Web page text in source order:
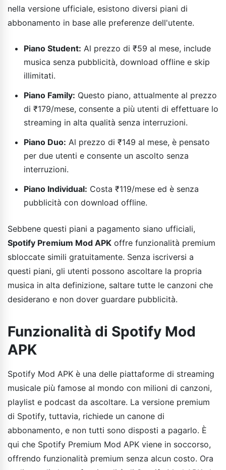
nella versione ufficiale, esistono diversi piani di
abbonamento in base alle preferenze dell'utente.
Piano Student: Al prezzo di ₹59 al mese, include
musica senza pubblicità, download offline e skip
illimitati.
Piano Family: Questo piano, attualmente al prezzo
di ₹179/mese, consente a più utenti di effettuare lo
streaming in alta qualità senza interruzioni.
Piano Duo: Al prezzo di ₹149 al mese, è pensato
per due utenti e consente un ascolto senza
interruzioni.
Piano Individual: Costa ₹119/mese ed è senza
pubblicità con download offline.
Sebbene questi piani a pagamento siano ufficiali,
Spotify Premium Mod APK offre funzionalità premium
sbloccate simili gratuitamente. Senza iscriversi a
questi piani, gli utenti possono ascoltare la propria
musica in alta definizione, saltare tutte le canzoni che
desiderano e non dover guardare pubblicità.
Funzionalità di Spotify Mod
APK
Spotify Mod APK è una delle piattaforme di streaming
musicale più famose al mondo con milioni di canzoni,
playlist e podcast da ascoltare. La versione premium
di Spotify, tuttavia, richiede un canone di
abbonamento, e non tutti sono disposti a pagarlo. È
qui che Spotify Premium Mod APK viene in soccorso,
offrendo funzionalità premium senza alcun costo. Ora